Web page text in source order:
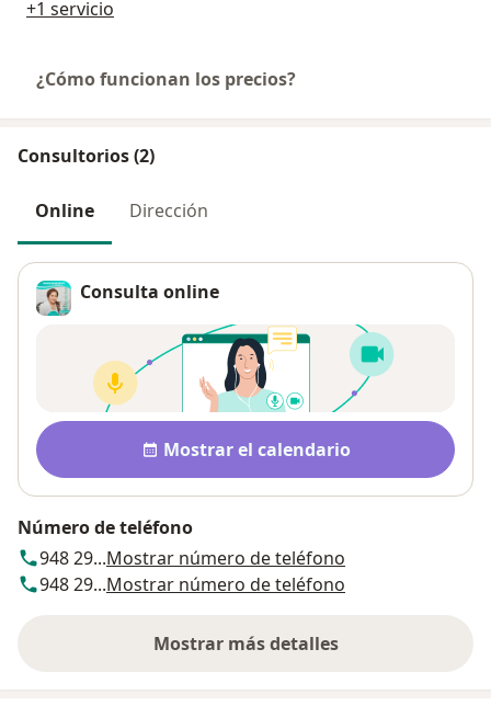
+1 servicio
¿Cómo funcionan los precios?
Consultorios (2)
Online Dirección
Consulta online
Disponibilidad
Mostrar el calendario
Número de teléfono
948 29...Mostrar número de teléfono
948 29...Mostrar número de teléfono
Mostrar más detalles
sobre la dirección